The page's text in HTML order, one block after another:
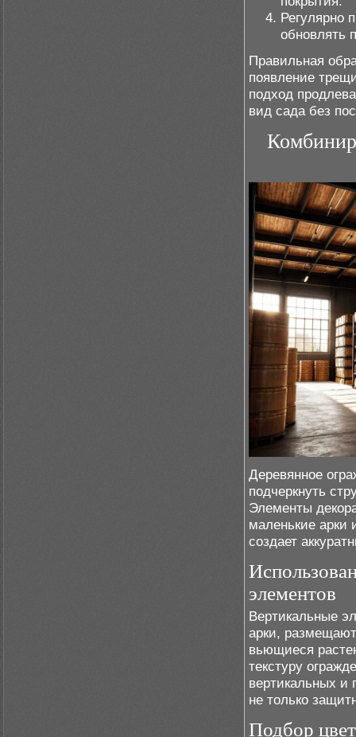
Регулярно
обновлять
Правильная
появление
подход
вид сада без
Деревянное
подчеркнуть
Элементы
маленькие арки
создает
элементов
Вертикальные
арки,
вьющиеся
текстуру
вертикальных и
не только
Подбор